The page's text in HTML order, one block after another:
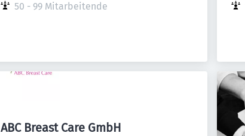
50 - 99 Mitarbeitende
ABC Breast Care GmbH